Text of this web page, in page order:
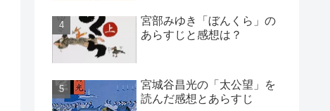
宮部みゆき「ぼんくら」の
あらすじと感想は？
宮城谷昌光の「太公望」を
読んだ感想とあらすじ